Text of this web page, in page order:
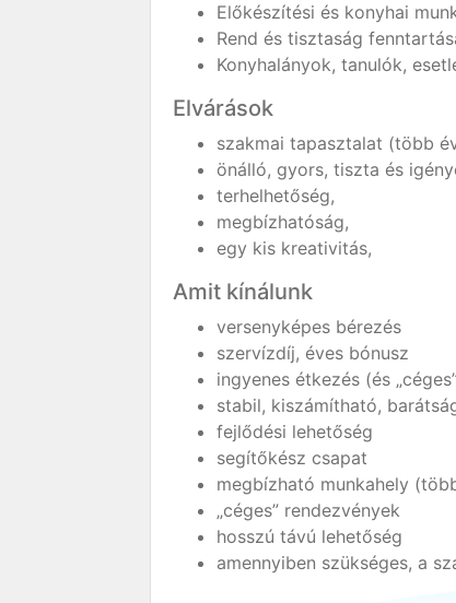
Előkészítési és konyhai
Rend és tisztaság
Konyhalányok, tanulók,
Elvárások
szakmai tapasztalat (több
önálló, gyors, tiszta és
terhelhetőség,
megbízhatóság,
egy kis kreativitás,
Amit kínálunk
versenyképes bérezés
szervízdíj, éves bónusz
ingyenes étkezés (és
stabil, kiszámítható,
fejlődési lehetőség
segítőkész csapat
megbízható munkahely
„céges” rendezvények
hosszú távú lehetőség
amennyiben szükséges, a